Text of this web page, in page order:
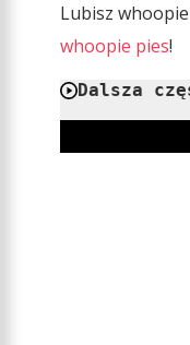
Lubisz
whoopie pies!
Dalsza